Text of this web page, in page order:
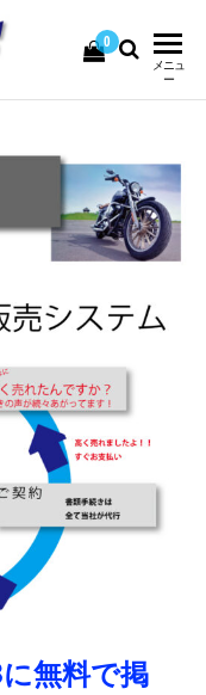
CRAZY-
BOY's
USEDBIKE&PARTS
0
メニュ
ー
無料で掲